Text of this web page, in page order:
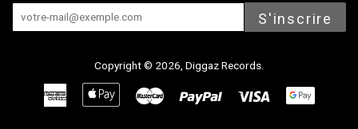
S'inscrire
Copyright © 2026, Diggaz Records
American
Express
Apple
Pay
Master Paypal Visa